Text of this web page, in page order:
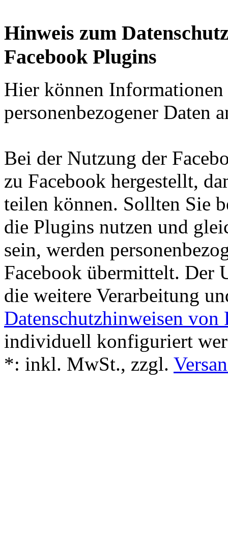
Hinweis zum
Facebook Plugins
Hier können
personenbezogener Daten
Bei der Nutzung der
zu Facebook hergestellt,
teilen können. Sollten Sie
die Plugins nutzen und
sein, werden
Facebook übermittelt. Der
die weitere Verarbeitung
Datenschutzhinweisen von
individuell konfiguriert
*: inkl. MwSt., zzgl.